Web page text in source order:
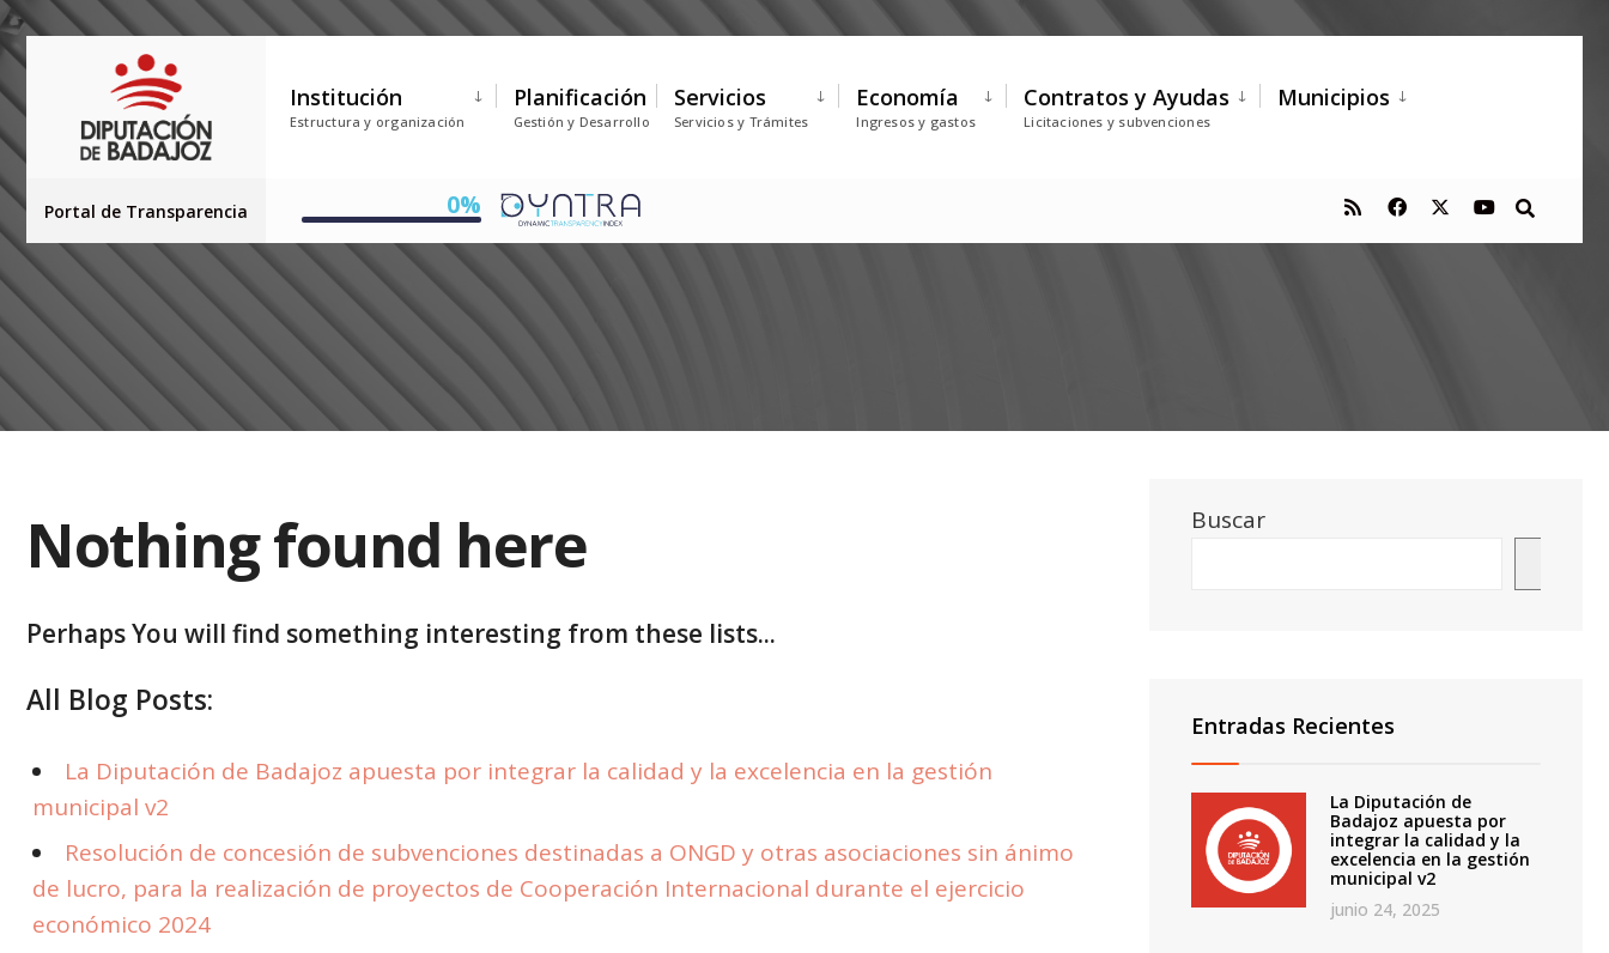
Institución
Estructura y organización
Planificación
Gestión y Desarrollo
Servicios
Servicios y Trámites
Economía
Ingresos y gastos
Contratos y Ayudas
Licitaciones y subvenciones
Municipios
Portal de Transparencia 0%
Nothing found here
Perhaps You will find something interesting from these lists...
All Blog Posts:
La Diputación de Badajoz apuesta por integrar la calidad y la excelencia en la gestión
municipal v2
Resolución de concesión de subvenciones destinadas a ONGD y otras asociaciones sin ánimo
de lucro, para la realización de proyectos de Cooperación Internacional durante el ejercicio
económico 2024
Buscar
Entradas Recientes
La Diputación de
Badajoz apuesta por
integrar la calidad y la
excelencia en la gestión
municipal v2
junio 24, 2025